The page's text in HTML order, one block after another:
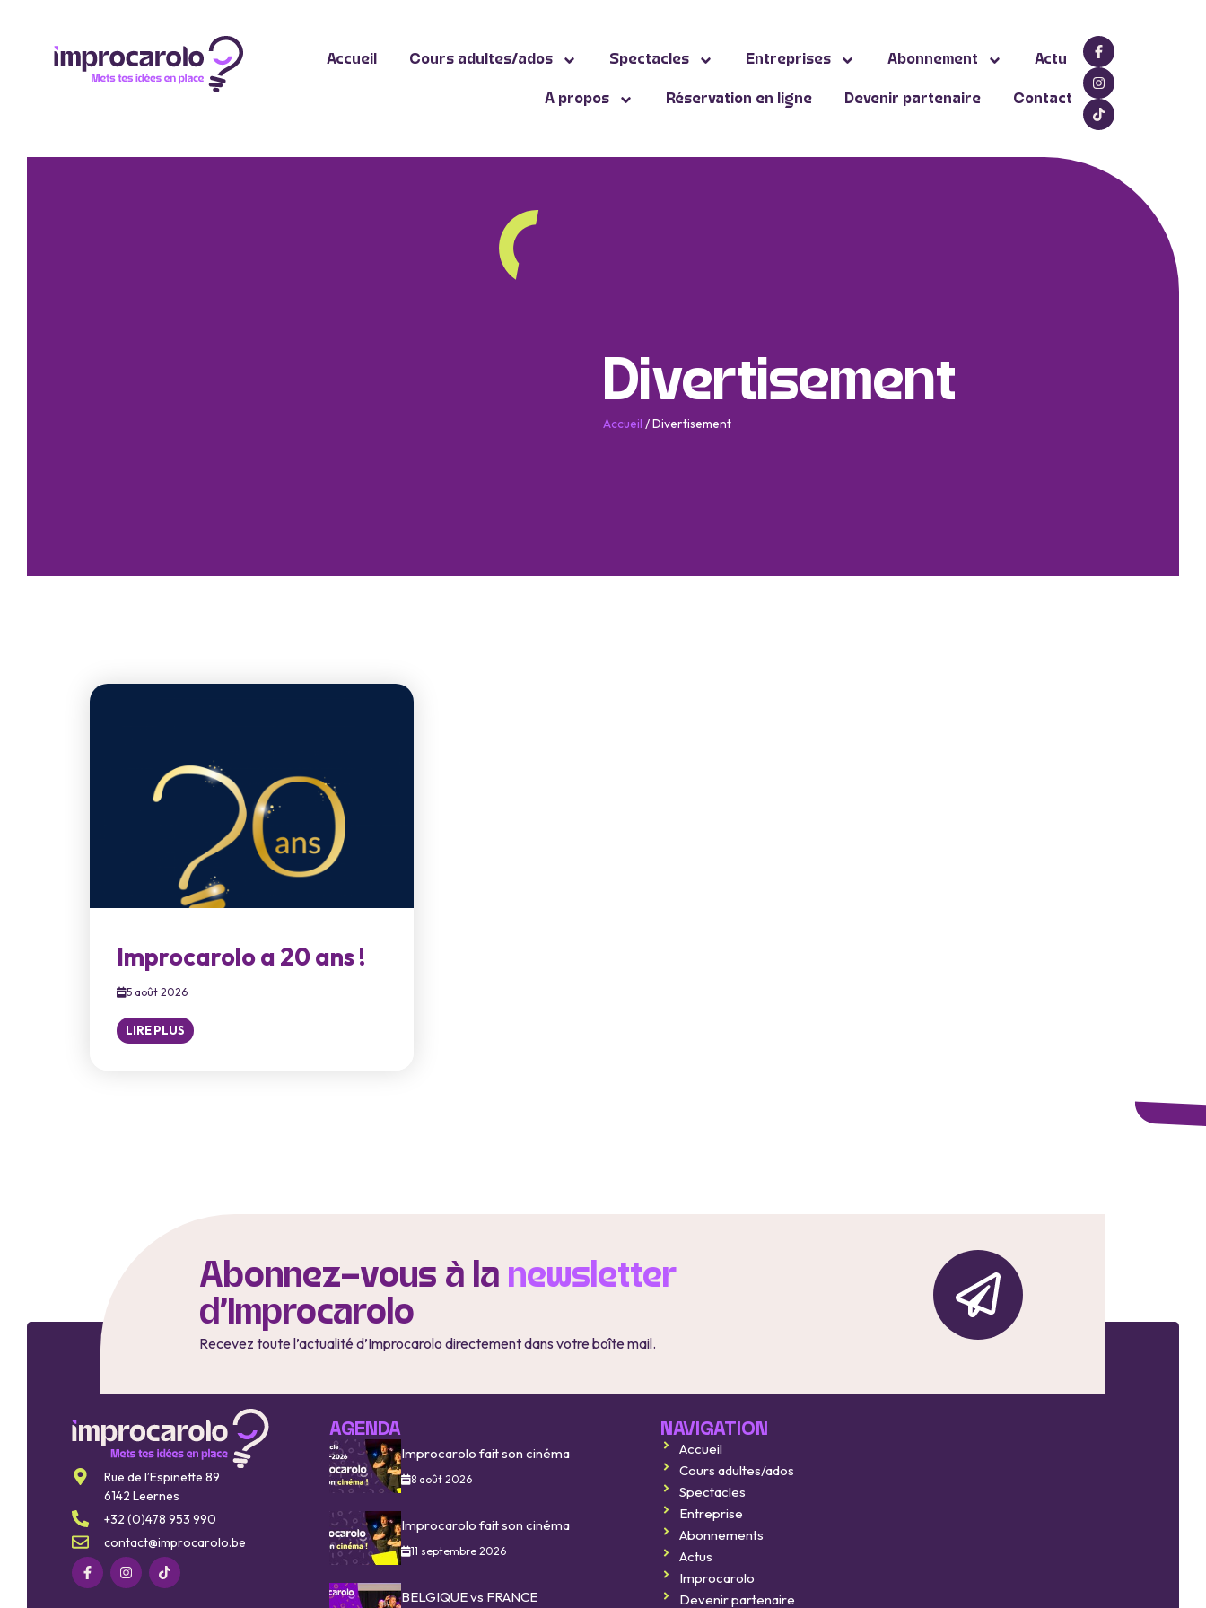
Accueil Cours adultes/ados Spectacles Entreprises Abonnement Actu
A propos Réservation en ligne Devenir partenaire Contact
Divertisement
Accueil /Divertisement
Improcarolo a 20 ans !
5 août 2026
LIRE PLUS
Abonnez-vous à la newsletter
d'Improcarolo
Recevez toute l’actualité d’Improcarolo directement dans votre boîte mail.
Rue de l’Espinette 89
6142 Leernes
+32 (0)478 953 990
contact@improcarolo.be
AGENDA
Improcarolo fait son cinéma
8 août 2026
Improcarolo fait son cinéma
11 septembre 2026
BELGIQUE vs FRANCE
NAVIGATION
Accueil
Cours adultes/ados
Spectacles
Entreprise
Abonnements
Actus
Improcarolo
Devenir partenaire